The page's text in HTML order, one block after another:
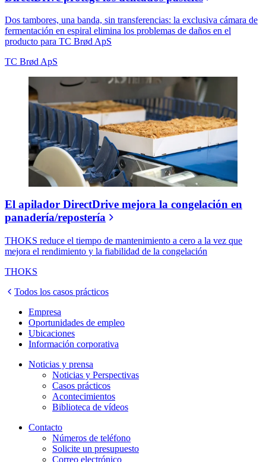
Dos tambores, una banda, sin transferencias: la exclusiva cámara de
fermentación en espiral elimina los problemas de daños en el
producto para TC Brød ApS
TC Brød ApS
El apilador DirectDrive mejora la congelación en
panadería/repostería
THOKS reduce el tiempo de mantenimiento a cero a la vez que
mejora el rendimiento y la fiabilidad de la congelación
THOKS
Todos los casos prácticos
Empresa
Oportunidades de empleo
Ubicaciones
Información corporativa
Noticias y prensa
Noticias y Perspectivas
Casos prácticos
Acontecimientos
Biblioteca de vídeos
Contacto
Números de teléfono
Solicite un presupuesto
Correo electrónico